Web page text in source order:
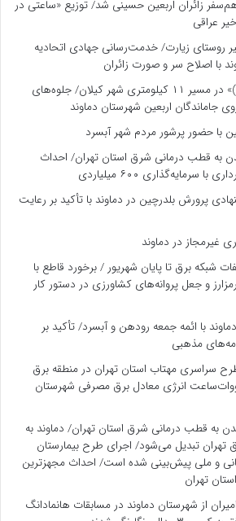
زائران اربعین حسینی شد/ توزیع «ساعتی در
عراقی
روستای زیارت/ خدمت‌رسانی جهادی اتحادیه
با اصلاح سر و صورت زائران
طنین «لبیک یا حسین(ع)» در مسیر ۱۱ کیلومتری شهر کیلان/ جلوه‌های
جاماندگان اربعین شهرستان دماوند
با حضور پرشور مردم شهر آبسرد
به قطب درمانی شرق استان تهران/ احداث
۶۰۰ میلیاردی
پرورش بلدرچین در دماوند با تأکید بر رعایت
تلفات شبکه برق تا پایان شهریور / برخورد قاطع با
و جعل پروانه‌های کشاورزی در دستور کار
با ائمه جمعه رودهن و آبسرد/ تأکید بر
مذهبی
سراسری مهتاب استان تهران در منطقه برق
کیلووات‌ساعت انرژی معادل برق مصرفی شهرستان
به قطب درمانی شرق استان تهران/ دماوند به
تهران تبدیل می‌شود/ اجرای طرح بیمارستان
و ملی پیش‌بینی شده است/ احداث مجهزترین
تهران
از شهرستان دماوند در مسابقات هانمادانگ